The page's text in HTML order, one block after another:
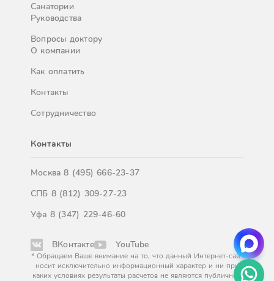
Санатории
Руководства
Вопросы доктору
О компании
Как оплатить
Контакты
Сотрудничество
Контакты
Москва8 (495) 666-23-37
СПБ 8 (812) 309-27-23
Уфа 8 (347) 229-46-60
ВКонтакте YouTube
* Обращаем Ваше внимание на то, что данный Интернет-сайт
носит исключительно информационный характер и ни при
каких условиях результаты расчетов не являются публичной